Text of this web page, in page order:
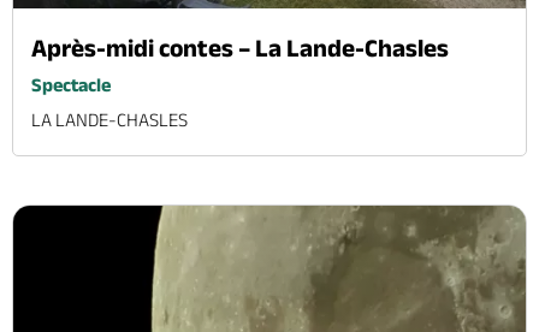
Après-midi contes – La Lande-Chasles
Spectacle
LA LANDE-CHASLES